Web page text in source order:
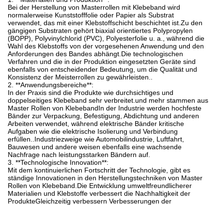
Bei der Herstellung von Masterrollen mit Klebeband wird
normalerweise Kunststofffolie oder Papier als Substrat
verwendet, das mit einer Klebstoffschicht beschichtet ist.Zu den
gängigen Substraten gehört biaxial orientiertes Polypropylen
(BOPP), Polyvinylchlorid (PVC), Polyesterfolie u. a., während die
Wahl des Klebstoffs von der vorgesehenen Anwendung und den
Anforderungen des Bandes abhängt.Die technologischen
Verfahren und die in der Produktion eingesetzten Geräte sind
ebenfalls von entscheidender Bedeutung, um die Qualität und
Konsistenz der Meisterrollen zu gewährleisten..
2. **Anwendungsbereiche**:
In der Praxis sind die Produkte wie durchsichtiges und
doppelseitiges Klebeband sehr verbreitet.und mehr stammen aus
Master Rollen von KlebebandIn der Industrie werden hochfeste
Bänder zur Verpackung, Befestigung, Abdichtung und anderen
Arbeiten verwendet, während elektrische Bänder kritische
Aufgaben wie die elektrische Isolierung und Verbindung
erfüllen..Industriezweige wie Automobilindustrie, Luftfahrt,
Bauwesen und andere weisen ebenfalls eine wachsende
Nachfrage nach leistungsstarken Bändern auf.
3. **Technologische Innovation**:
Mit dem kontinuierlichen Fortschritt der Technologie, gibt es
ständige Innovationen in den Herstellungstechniken von Master
Rollen von Klebeband.Die Entwicklung umweltfreundlicherer
Materialien und Klebstoffe verbessert die Nachhaltigkeit der
ProdukteGleichzeitig verbessern Verbesserungen der